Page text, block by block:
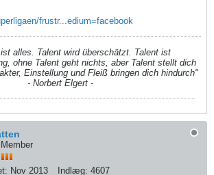
frustr...edium=facebook
alles. Talent wird überschätzt. Talent ist
ohne Talent geht nichts, aber Talent stellt dich
Einstellung und Fleiß bringen dich hindurch"
- Norbert Elgert -
Nov 2013 Indlæg: 4607